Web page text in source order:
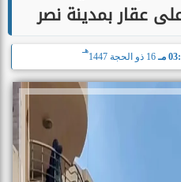
عقار بمدينة نصر
مـ 16 ذو الحجة 1447
هـ